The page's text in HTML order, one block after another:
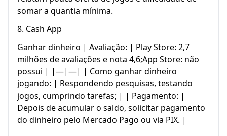
somar a quantia mínima.
8. Cash App
Ganhar dinheiro | Avaliação: | Play Store: 2,7
milhões de avaliações e nota 4,6;App Store: não
possui | |—|—| | Como ganhar dinheiro
jogando: | Respondendo pesquisas, testando
jogos, cumprindo tarefas; | | Pagamento: |
Depois de acumular o saldo, solicitar pagamento
do dinheiro pelo Mercado Pago ou via PIX. |